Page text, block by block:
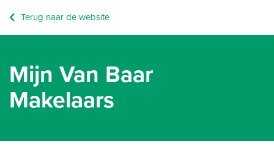
Terug naar de website
Mijn Van Baar
Makelaars